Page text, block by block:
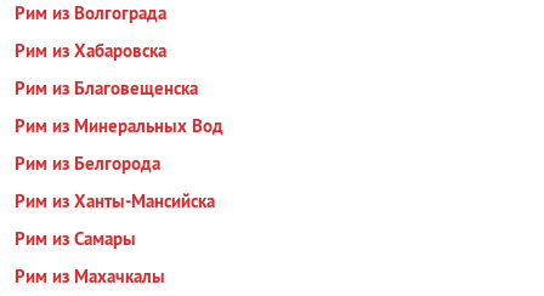
Рим из Волгограда
Рим из Хабаровска
Рим из Благовещенска
Рим из Минеральных Вод
Рим из Белгорода
Рим из Ханты-Мансийска
Рим из Самары
Рим из Махачкалы